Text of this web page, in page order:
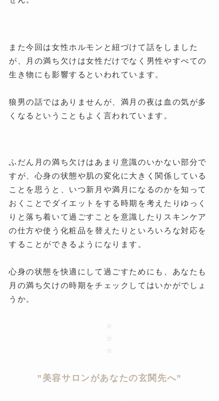
また今回は女性ホルモンと紐づけて話をしました
が、月の満ち欠けは女性だけでなく男性やすべての
生き物にも影響するといわれています。
狼男の話ではありませんが、満月の夜は血の気が多
くなるということもよく言われています。
ふだん月の満ち欠けはあまり意識のいかない部分で
すが、心身の状態や肌の変化に大きく関係している
ことを思うと、いつ新月や満月になるのかを知って
おくことでダイエットをする時期を考えたりゆっく
りと落ち着いて過ごすことを意識したりスキンケア
の仕方や使う化粧品を替えたりといろいろな対応を
することができるようになります。
心身の状態を快適にして過ごすためにも、あなたも
月の満ち欠けの時期をチェックしてはいかがでしょ
うか。
☆
☆
☆
”美容サロンがあなたの玄関先へ”